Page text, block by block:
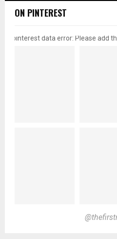
ON PINTEREST
pinterest data error: Please add